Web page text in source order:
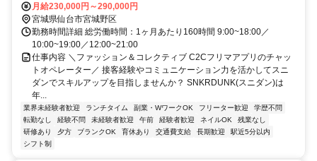
月給230,000円～290,000円
宮城県仙台市宮城野区
勤務時間詳細 総労働時間：1ヶ月あたり160時間 9:00~18:00／
10:00~19:00／12:00~21:00
仕事内容 ＼ファッション＆コレクティブ C2Cフリマアプリのチャッ
トオペレーター／ 接客経験やコミュニケーション力を活かしてスニ
ダンでスキルアップを目指しませんか？ SNKRDUNK(スニダン)は
年...
業界未経験者歓迎 ランチタイム 副業・WワークOK フリーター歓迎
学歴不問
転勤なし
経験不問 未経験者歓迎 午前 経験者歓迎 ネイルOK
残業なし
研修あり
夕方 ブランクOK 育休あり 交通費支給 長期歓迎
駅近5分以内
シフト制